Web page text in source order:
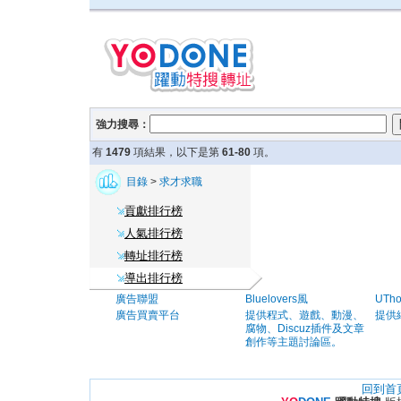
強力搜尋：
有 1479 項結果，以下是第 61-80 項。
目錄 > 求才求職
貢獻排行榜
人氣排行榜
轉址排行榜
導出排行榜
廣告聯盟
廣告買賣平台
Bluelovers風
提供程式、遊戲、動漫、
腐物、Discuz插件及文章
創作等主題討論區。
提供
回到首